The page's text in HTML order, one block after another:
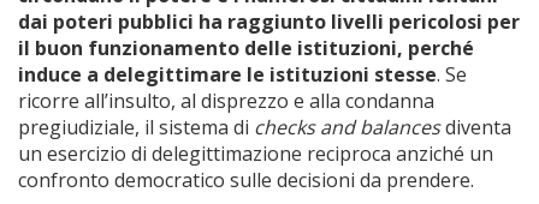
dai poteri pubblici ha raggiunto livelli pericolosi per
il buon funzionamento delle istituzioni, perché
induce a delegittimare le istituzioni stesse. Se
ricorre all’insulto, al disprezzo e alla condanna
pregiudiziale, il sistema di checks and balancesdiventa
un esercizio di delegittimazione reciproca anziché un
confronto democratico sulle decisioni da prendere.